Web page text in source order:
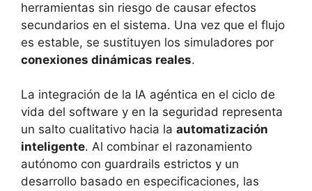
herramientas sin riesgo de causar efectos
secundarios en el sistema. Una vez que el flujo
es estable, se sustituyen los simuladores por
conexiones dinámicas reales.
La integración de la IA agéntica en el ciclo de
vida del software y en la seguridad representa
un salto cualitativo hacia la automatización
inteligente. Al combinar el razonamiento
autónomo con guardrails estrictos y un
desarrollo basado en especificaciones, las